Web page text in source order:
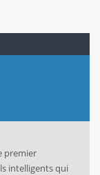
premier
intelligents qui